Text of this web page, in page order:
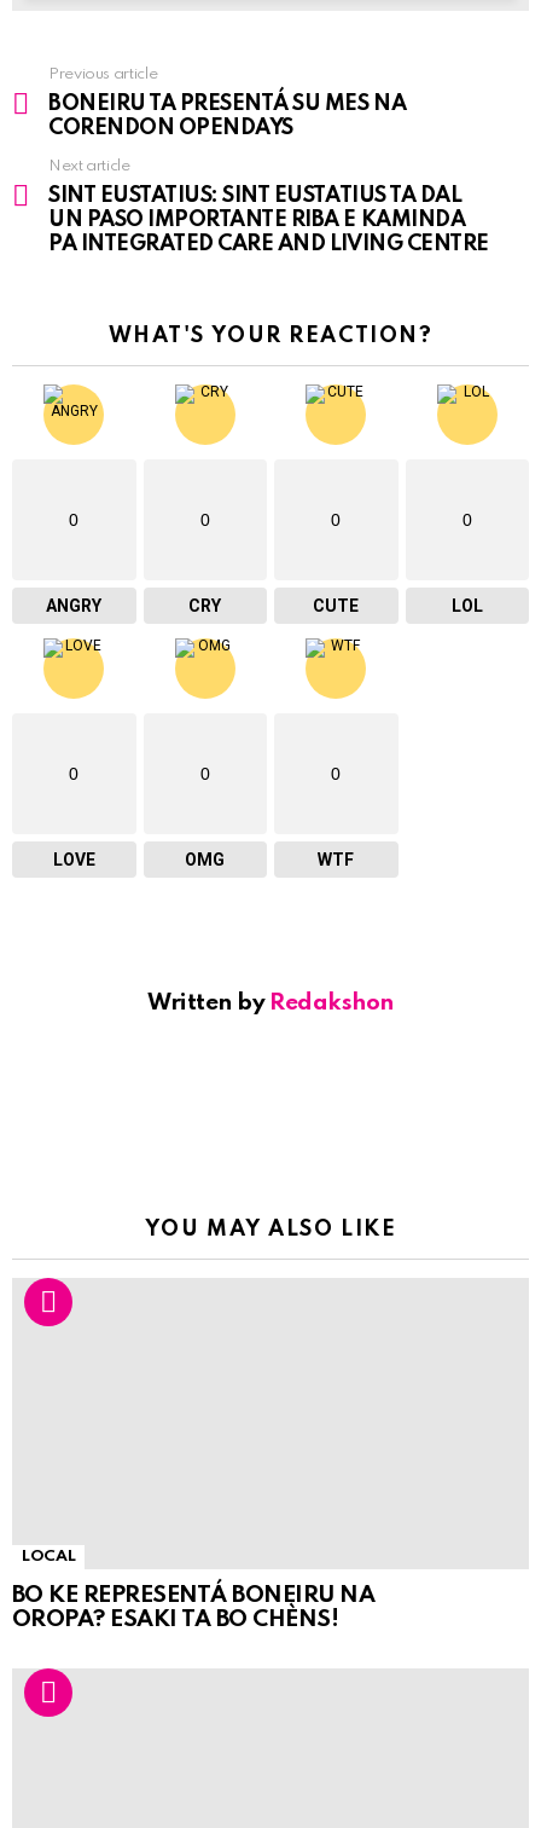
See
more
Previous article
BONEIRU TA PRESENTÁ SU MES NA
CORENDON OPENDAYS
Next article
SINT EUSTATIUS: SINT EUSTATIUS TA DAL
UN PASO IMPORTANTE RIBA E KAMINDA
PA INTEGRATED CARE AND LIVING CENTRE
WHAT'S YOUR REACTION?
0
ANGRY
0
CRY
0
CUTE
0
LOL
0
LOVE
0
OMG
0
WTF
Written by Redakshon
YOU MAY ALSO LIKE
LOCAL
BO KE REPRESENTÁ BONEIRU NA
OROPA? ESAKI TA BO CHÈNS!